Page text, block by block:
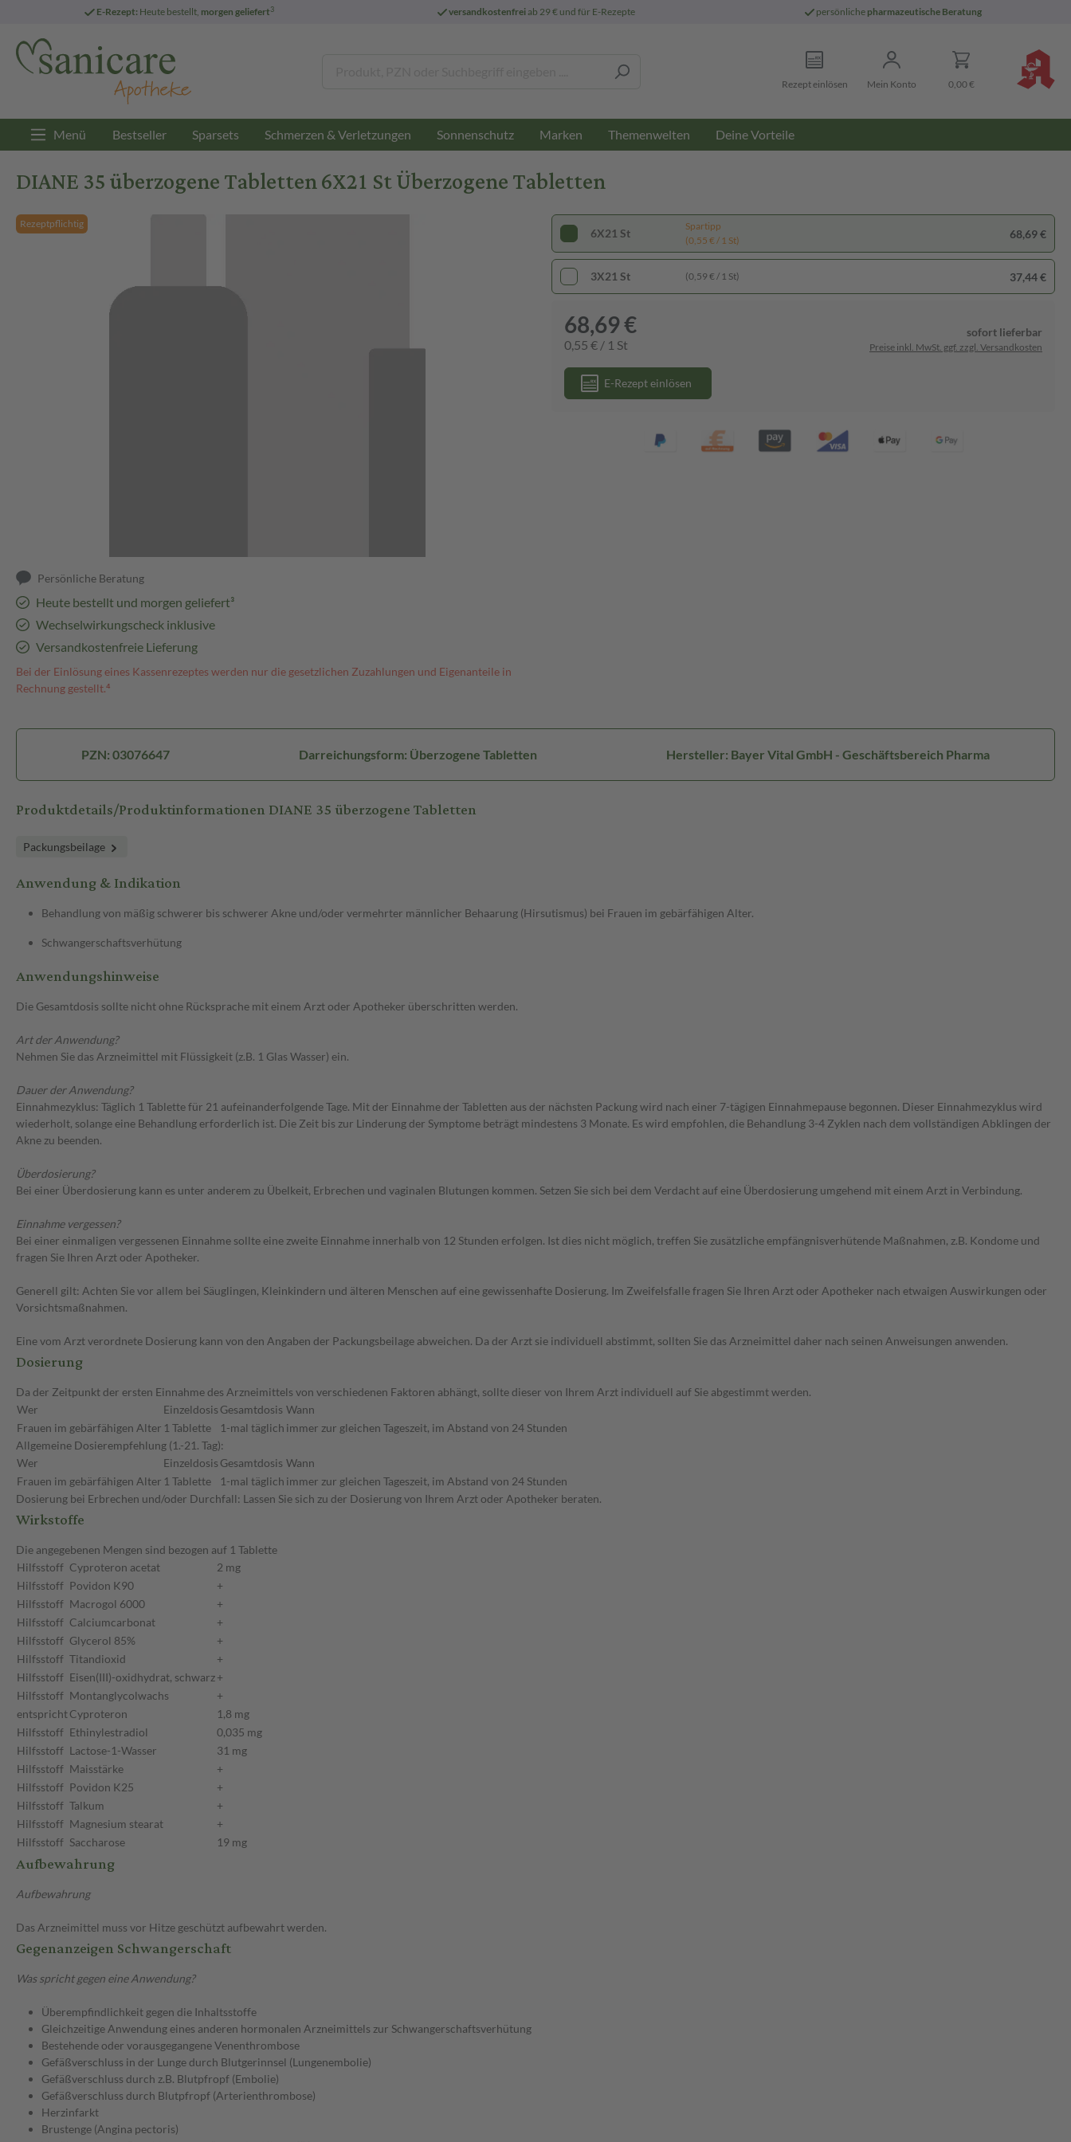
E-Rezept: Heute bestellt, morgen geliefert3 versandkostenfreiab 29 € und für E-Rezepte persönliche pharmazeutische Beratung
Rezept einlösen Mein Konto 0,00 €
Menü Bestseller Sparsets Schmerzen & Verletzungen Sonnenschutz Marken Themenwelten Deine Vorteile
DIANE 35 überzogene Tabletten 6X21 St Überzogene Tabletten
Rezeptpflichtig
Persönliche Beratung
Heute bestellt und morgen geliefert³
Wechselwirkungscheck inklusive
Versandkostenfreie Lieferung
Bei der Einlösung eines Kassenrezeptes werden nur die gesetzlichen Zuzahlungen und Eigenanteile in
Rechnung gestellt.⁴
6X21 St
Spartipp
(0,55 € / 1 St)
68,69 €
3X21 St (0,59 € / 1 St) 37,44 €
68,69 €
0,55 € / 1 St
sofort lieferbar
Preise inkl. MwSt. ggf. zzgl. Versandkosten
E-Rezept einlösen
PZN: 03076647 Darreichungsform: Überzogene Tabletten Hersteller: Bayer Vital GmbH - Geschäftsbereich Pharma
Produktdetails/Produktinformationen DIANE 35 überzogene Tabletten
Packungsbeilage
Anwendung & Indikation
Behandlung von mäßig schwerer bis schwerer Akne und/oder vermehrter männlicher Behaarung (Hirsutismus) bei Frauen im gebärfähigen Alter.
Schwangerschaftsverhütung
Anwendungshinweise
Die Gesamtdosis sollte nicht ohne Rücksprache mit einem Arzt oder Apotheker überschritten werden.
Art der Anwendung?
Nehmen Sie das Arzneimittel mit Flüssigkeit (z.B. 1 Glas Wasser) ein.
Dauer der Anwendung?
Einnahmezyklus: Täglich 1 Tablette für 21 aufeinanderfolgende Tage. Mit der Einnahme der Tabletten aus der nächsten Packung wird nach einer 7-tägigen Einnahmepause begonnen. Dieser Einnahmezyklus wird
wiederholt, solange eine Behandlung erforderlich ist. Die Zeit bis zur Linderung der Symptome beträgt mindestens 3 Monate. Es wird empfohlen, die Behandlung 3-4 Zyklen nach dem vollständigen Abklingen der
Akne zu beenden.
Überdosierung?
Bei einer Überdosierung kann es unter anderem zu Übelkeit, Erbrechen und vaginalen Blutungen kommen. Setzen Sie sich bei dem Verdacht auf eine Überdosierung umgehend mit einem Arzt in Verbindung.
Einnahme vergessen?
Bei einer einmaligen vergessenen Einnahme sollte eine zweite Einnahme innerhalb von 12 Stunden erfolgen. Ist dies nicht möglich, treffen Sie zusätzliche empfängnisverhütende Maßnahmen, z.B. Kondome und
fragen Sie Ihren Arzt oder Apotheker.
Generell gilt: Achten Sie vor allem bei Säuglingen, Kleinkindern und älteren Menschen auf eine gewissenhafte Dosierung. Im Zweifelsfalle fragen Sie Ihren Arzt oder Apotheker nach etwaigen Auswirkungen oder
Vorsichtsmaßnahmen.
Eine vom Arzt verordnete Dosierung kann von den Angaben der Packungsbeilage abweichen. Da der Arzt sie individuell abstimmt, sollten Sie das Arzneimittel daher nach seinen Anweisungen anwenden.
Dosierung
Da der Zeitpunkt der ersten Einnahme des Arzneimittels von verschiedenen Faktoren abhängt, sollte dieser von Ihrem Arzt individuell auf Sie abgestimmt werden.
Wer
Einzeldosis Gesamtdosis Wann
Frauen im gebärfähigen Alter 1 Tablette 1-mal täglich immer zur gleichen Tageszeit, im Abstand von 24 Stunden
Allgemeine Dosierempfehlung (1.-21. Tag):
Wer
Einzeldosis Gesamtdosis Wann
Frauen im gebärfähigen Alter 1 Tablette 1-mal täglich immer zur gleichen Tageszeit, im Abstand von 24 Stunden
Dosierung bei Erbrechen und/oder Durchfall: Lassen Sie sich zu der Dosierung von Ihrem Arzt oder Apotheker beraten.
Wirkstoffe
Die angegebenen Mengen sind bezogen auf 1 Tablette
Hilfsstoff Cyproteron acetat
2 mg
Hilfsstoff Povidon K90
+
Hilfsstoff Macrogol 6000
+
Hilfsstoff Calciumcarbonat
+
Hilfsstoff Glycerol 85%
+
Hilfsstoff Titandioxid
+
Hilfsstoff Eisen(III)-oxidhydrat, schwarz+
Hilfsstoff Montanglycolwachs
+
entsprichtCyproteron
1,8 mg
Hilfsstoff Ethinylestradiol
0,035 mg
Hilfsstoff Lactose-1-Wasser
31 mg
Hilfsstoff Maisstärke
+
Hilfsstoff Povidon K25
+
Hilfsstoff Talkum
+
Hilfsstoff Magnesium stearat
+
Hilfsstoff Saccharose 19 mg
Aufbewahrung
Aufbewahrung
Das Arzneimittel muss vor Hitze geschützt aufbewahrt werden.
Gegenanzeigen Schwangerschaft
Was spricht gegen eine Anwendung?
Überempfindlichkeit gegen die Inhaltsstoffe
Gleichzeitige Anwendung eines anderen hormonalen Arzneimittels zur Schwangerschaftsverhütung
Bestehende oder vorausgegangene Venenthrombose
Gefäßverschluss in der Lunge durch Blutgerinnsel (Lungenembolie)
Gefäßverschluss durch z.B. Blutpfropf (Embolie)
Gefäßverschluss durch Blutpfropf (Arterienthrombose)
Herzinfarkt
Brustenge (Angina pectoris)